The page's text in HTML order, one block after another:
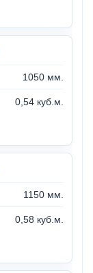
1050 мм.
0,54 куб.м.
1150 мм.
0,58 куб.м.